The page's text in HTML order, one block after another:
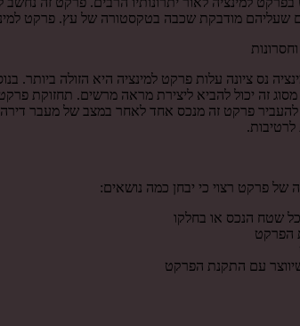
שעליהם מודבקת שכבה בטקסטורה של עץ. פרקט
נס ציונה עלות פרקט למינציה היא הזולה
זה יכול להביא ליצירת מראה מרשים. תחזוקת
להעביר פרקט זה מנכס אחד לאחר במצב של מעבר
לרטיבות.
של פרקט רצוי כי יבחן כמה נושאים:
שטח הנכס או בחלקו
הפרקט
עם התקנת הפרקט